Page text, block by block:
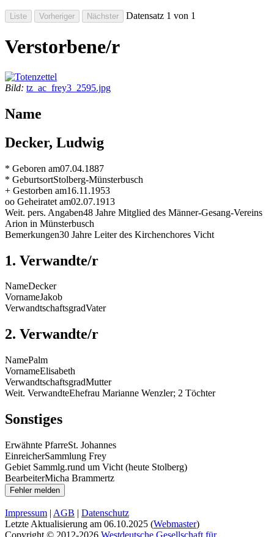
Datensatz 1 von 1
Verstorbene/r
Bild: tz_ac_frey3_2595.jpg
Name
Decker, Ludwig
* Geboren am07.04.1887
* GeburtsortStolberg-Münsterbusch
+ Gestorben am16.11.1953
oo Geheiratet am02.07.1913
Weit. pers. Angaben48 Jahre Mitglied des Männer-Gesang-Vereins
Arion in Münsterbusch
Bemerkungen30 Jahre Leiter des Kirchenchores Vicht
1. Verwandte/r
NameDecker
VornameJakob
VerwandtschaftsgradVater
2. Verwandte/r
NamePalm
VornameElisabeth
VerwandtschaftsgradMutter
Weit. VerwandteEhefrau Marianne Wenzler; 2 Töchter
Sonstiges
Erwähnte PfarreSt. Johannes
EinreicherSammlung Frey
Gebiet Sammlg.rund um Vicht (heute Stolberg)
BearbeiterMicha Brammertz
Impressum | AGB | Datenschutz
Letzte Aktualisierung am 06.10.2025 (Webmaster)
Copyright © 2012-2026 Westdeutsche Gesellschaft für